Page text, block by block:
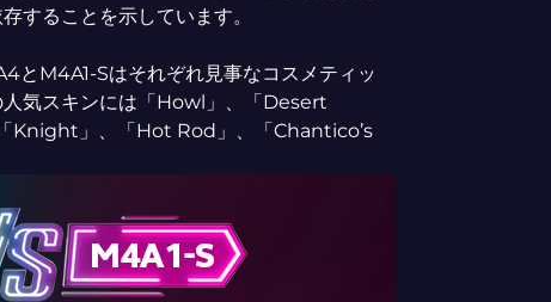
することを示しています。
とM4A1-Sはそれぞれ見事なコスメティッ
気スキンには「Howl」、「Desert
Knight」、「Hot Rod」、「Chantico’s